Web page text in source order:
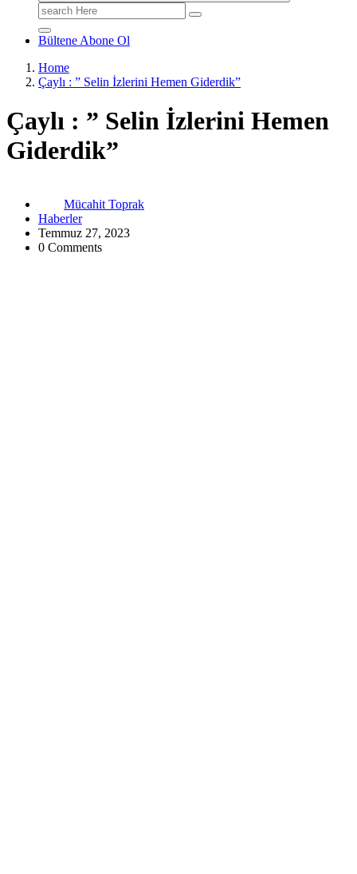
Search
for:
Bültene Abone Ol
Home
Çaylı : ” Selin İzlerini Hemen Giderdik”
Çaylı : ” Selin İzlerini Hemen
Giderdik”
Mücahit Toprak
Haberler
Temmuz 27, 2023
0 Comments